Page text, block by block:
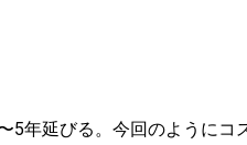
年延びる。今回のようにコ